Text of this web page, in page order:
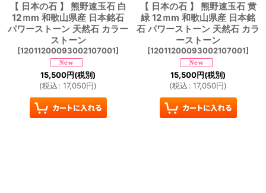
【 日本の石 】 熊野速玉石 白
12ｍm 和歌山県産 日本銘石
パワーストーン 天然石 カラー
ストーン
[12011200093002107001]
15,500円(税別)
(税込: 17,050円)
【 日本の石 】 熊野速玉石 黄
緑 12ｍm 和歌山県産 日本銘
石 パワーストーン 天然石 カラ
ーストーン
[12011200093002107001]
15,500円(税別)
(税込: 17,050円)